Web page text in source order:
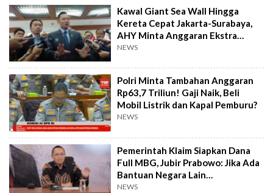
Kawal Giant Sea Wall Hingga
Kereta Cepat Jakarta-Surabaya,
AHY Minta Anggaran Ekstra
Rp200 M
NEWS
Polri Minta Tambahan Anggaran
Rp63,7 Triliun! Gaji Naik, Beli
Mobil Listrik dan Kapal Pemburu?
NEWS
Pemerintah Klaim Siapkan Dana
Full MBG, Jubir Prabowo: Jika Ada
Bantuan Negara Lain
Alhamdulillah
NEWS